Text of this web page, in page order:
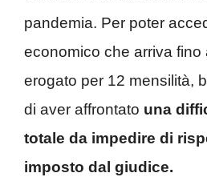
pandemia. Per poter
economico che arriva fino
erogato per 12 mensilità,
di aver affrontato una
totale da impedire di
imposto dal giudice.